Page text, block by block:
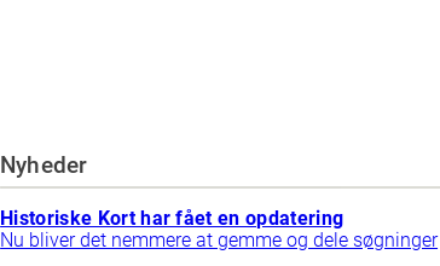
Nyheder
Historiske Kort har fået en opdatering
Nu bliver det nemmere at gemme og dele søgninger